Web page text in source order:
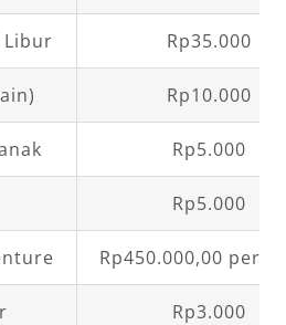
Libur Rp35.000
Rp10.000
Rp5.000
Rp5.000
Rp450.000,00 per
Rp3.000